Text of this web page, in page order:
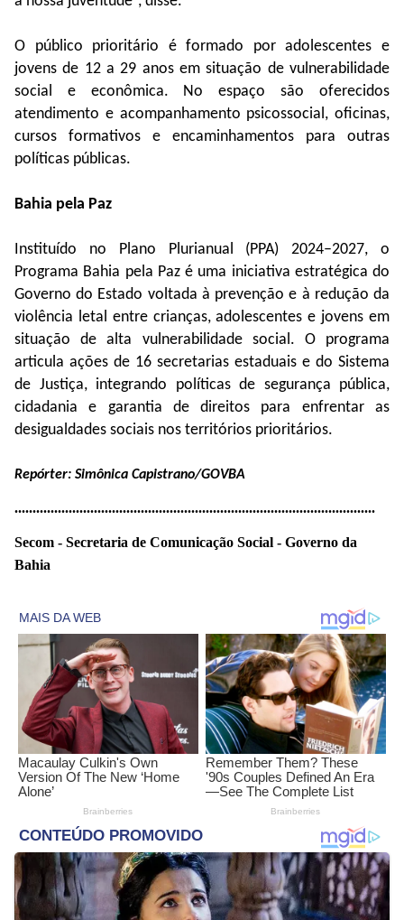
O público prioritário é formado por adolescentes e
jovens de 12 a 29 anos em situação de vulnerabilidade
social e econômica. No espaço são oferecidos
atendimento e acompanhamento psicossocial, oficinas,
cursos formativos e encaminhamentos para outras
políticas públicas.
Bahia pela Paz
Instituído no Plano Plurianual (PPA) 2024–2027, o
Programa Bahia pela Paz é uma iniciativa estratégica do
Governo do Estado voltada à prevenção e à redução da
violência letal entre crianças, adolescentes e jovens em
situação de alta vulnerabilidade social. O programa
articula ações de 16 secretarias estaduais e do Sistema
de Justiça, integrando políticas de segurança pública,
cidadania e garantia de direitos para enfrentar as
desigualdades sociais nos territórios prioritários.
Repórter: Simônica Capistrano/GOVBA
....................................................................................................
Secom - Secretaria de Comunicação Social - Governo da
Bahia